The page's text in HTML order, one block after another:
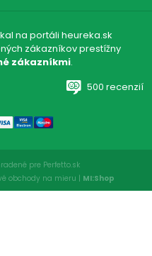
na portáli heureka.sk
zákazníkov prestížny
zákazníkmi.
500 recenzií
pre Perfetto.sk
obchody na mieru | MI:Shop